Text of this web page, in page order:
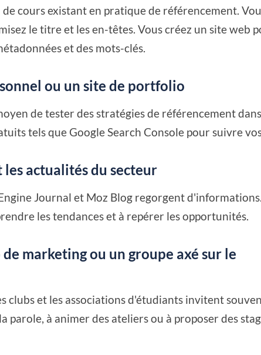
cours existant en pratique de référencement.
le titre et les en-têtes. Vous créez un site web
et des mots-clés.
ou un site de portfolio
de tester des stratégies de référencement
tels que Google Search Console pour suivre
les actualités du secteur
Journal et Moz Blog regorgent
les tendances et à repérer les opportunités.
marketing ou un groupe axé sur le
clubs et les associations d'étudiants invitent
parole, à animer des ateliers ou à proposer des